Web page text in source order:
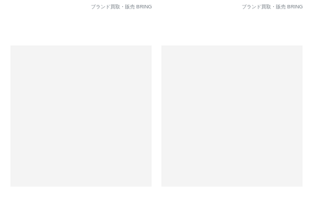
ブランド買取・販売 BRING ブランド買取・販売 BRING